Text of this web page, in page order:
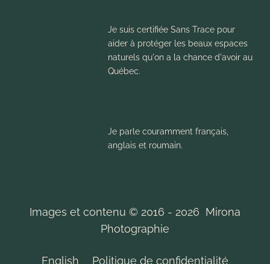
Je suis certifiée Sans Trace pour
aider à protéger les beaux espaces
naturels qu'on a la chance d'avoir au
Québec.
Je parle couramment français,
anglais et roumain.
Images et contenu © 2016 - 2026 Mirona
Photographie
English Politique de confidentialité